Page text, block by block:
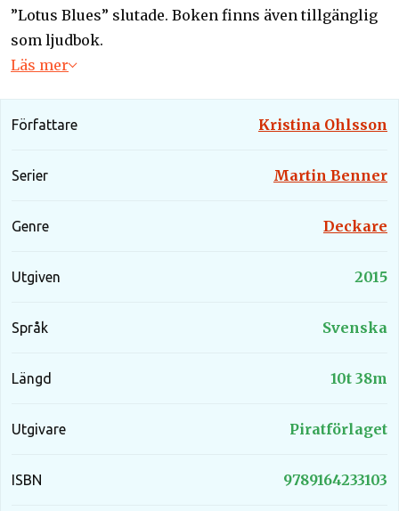
”Lotus Blues” slutade. Boken finns även tillgänglig
som ljudbok.
Läs mer
Författare Kristina Ohlsson
Serier Martin Benner
Genre Deckare
Utgiven 2015
Språk Svenska
Längd 10t 38m
Utgivare Piratförlaget
ISBN 9789164233103